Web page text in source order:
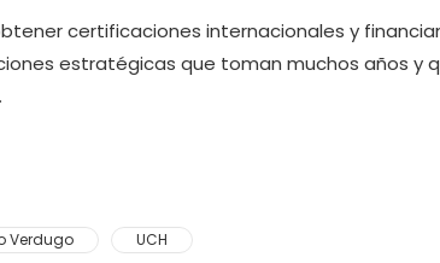
certificaciones internacionales y
estratégicas que toman muchos años y
Verdugo UCH